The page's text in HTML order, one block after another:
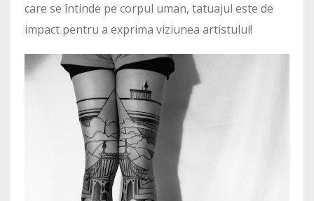
care se întinde pe corpul uman, tatuajul este de
impact pentru a exprima viziunea artistului!